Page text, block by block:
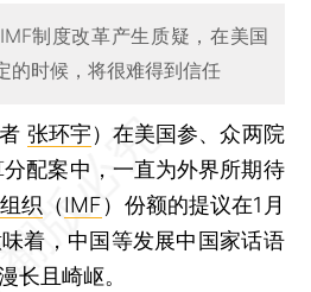
制度改革产生质疑，在美国
的时候，将很难得到信任
张环宇） 在美国参、众两院
配案中，一直为外界所期待
织 （IMF）份额的提议在1月
着，中国等发展中国家话语
长且崎岖。